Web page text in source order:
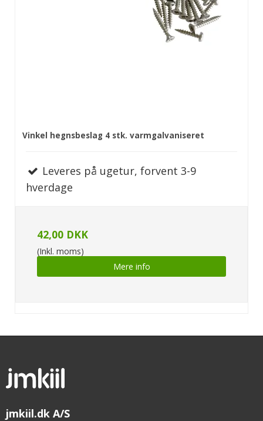
Vinkel hegnsbeslag 4 stk. varmgalvaniseret
Leveres på ugetur, forvent 3-9
hverdage
42,00 DKK
(Inkl. moms)
Mere info
jmkiil.dk A/S